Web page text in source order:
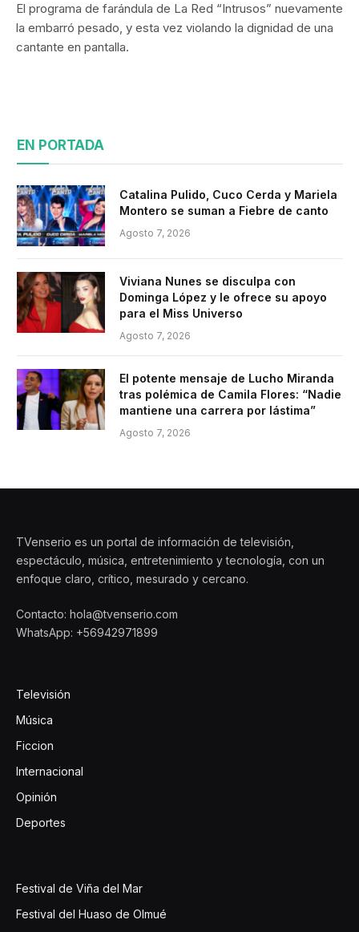
El programa de farándula de La Red “Intrusos” nuevamente
la embarró pesado, y esta vez violando la dignidad de una
cantante en pantalla.
EN PORTADA
Catalina Pulido, Cuco Cerda y Mariela
Montero se suman a Fiebre de canto
Agosto 7, 2026
Viviana Nunes se disculpa con
Dominga López y le ofrece su apoyo
para el Miss Universo
Agosto 7, 2026
El potente mensaje de Lucho Miranda
tras polémica de Camila Flores: “Nadie
mantiene una carrera por lástima”
Agosto 7, 2026
TVenserio es un portal de información de televisión,
espectáculo, música, entretenimiento y tecnología, con un
enfoque claro, crítico, mesurado y cercano.
Contacto: hola@tvenserio.com
WhatsApp: +56942971899
Televisión
Música
Ficcion
Internacional
Opinión
Deportes
Festival de Viña del Mar
Festival del Huaso de Olmué